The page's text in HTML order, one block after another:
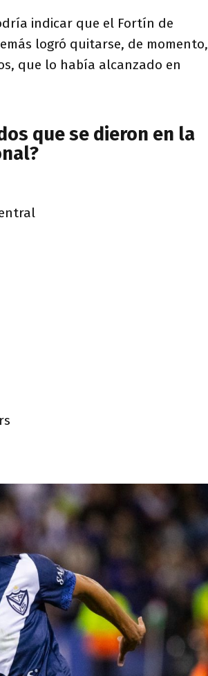
indicar que el Fortín de
logró quitarse, de momento,
que lo había alcanzado en
que se dieron en la